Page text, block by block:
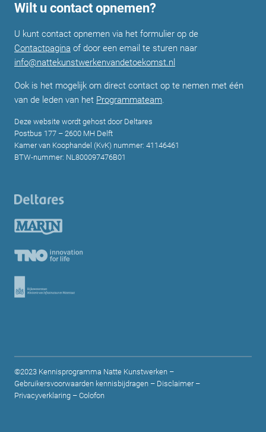
Wilt u contact opnemen?
U kunt contact opnemen via het formulier op de
Contactpagina of door een email te sturen naar
info@nattekunstwerkenvandetoekomst.nl
Ook is het mogelijk om direct contact op te nemen met één
van de leden van het Programmateam.
Deze website wordt gehost door Deltares
Postbus 177 – 2600 MH Delft
Kamer van Koophandel (KvK) nummer: 41146461
BTW-nummer: NL800097476B01
©2023 Kennisprogramma Natte Kunstwerken –
Gebruikersvoorwaarden kennisbijdragen – Disclaimer–
Privacyverklaring – Colofon